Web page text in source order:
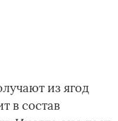
из ягод
в состав